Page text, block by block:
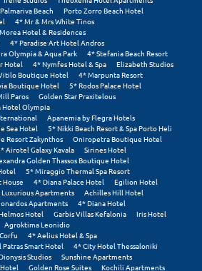
Beach
Porto Zorro Beach Hotel
4* Mr & Mrs White Tinos
Hotel & Residences
4* Paradise Art Hotel Andros
Olympia & Aqua Park
4* Stefania Beach Resort
Hotel 4* Nymfes Hotel & Spa
Elizabeth Studios
Boutique Hotel
4* Marpunta Resort
Boutique Hotel
5* Rodos Palace Hotel
Paros
Golden Star Praxitelous
Hotel Olympia
Apanemia by Flegra Hotels
Sea Hotel
5* Nikki Beach Resort & Spa Porto Heli
Resort Zakynthos
Oniropetra Boutique Hotel
Airotel Galaxy Kavala
Sirines Hotel
Golden Thassos Boutique Hotel
5* Miraggio Thermal Spa Resort
House 4* Diana Palace Hotel
Egilion Hotel
Luxurious Apartments
Achilles Hill Hotel
Apartments
4* Diana Hotel
Hotel Garbis Villas Kefalonia
Iris Hotel
Agroktima Leonidio
4* Aelius Hotel & Spa
Smart Hotel
4* City Hotel Thessaloniki
Studios
Sunshine Apartments
Golden Rose Suites
Kochili Apartments